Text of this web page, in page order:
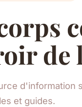
de
d'information
et guides.